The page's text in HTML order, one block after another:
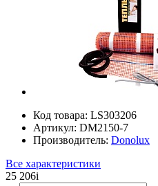
Код товара: LS303206
Артикул: DM2150-7
Производитель: Donolux
Все характеристики
25 206i